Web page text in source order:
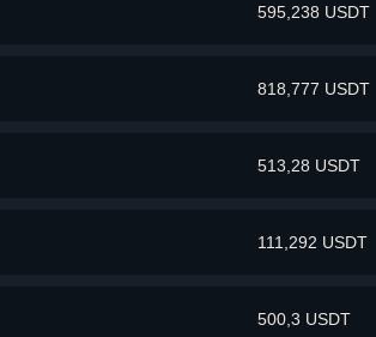
595,238 USDT
818,777 USDT
513,28 USDT
111,292 USDT
500,3 USDT